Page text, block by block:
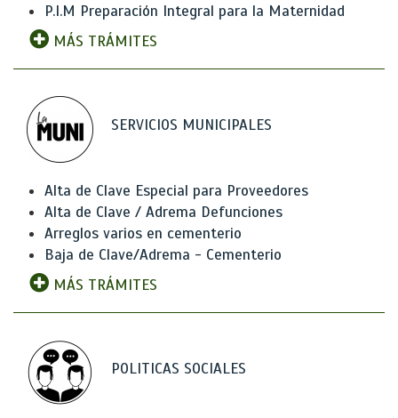
P.I.M Preparación Integral para la Maternidad
MÁS TRÁMITES
SERVICIOS MUNICIPALES
Alta de Clave Especial para Proveedores
Alta de Clave / Adrema Defunciones
Arreglos varios en cementerio
Baja de Clave/Adrema - Cementerio
MÁS TRÁMITES
POLITICAS SOCIALES